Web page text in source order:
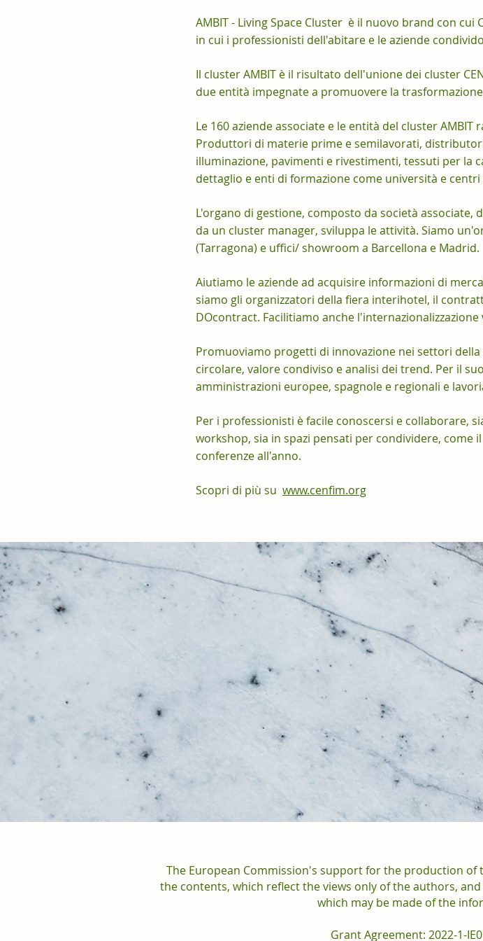
AMBIT - Living Space Cluster è il nuovo brand con cui
in cui i professionisti dell'abitare e le aziende
Il cluster AMBIT è il risultato dell'unione dei cluster
due entità impegnate a promuovere la
Le 160 aziende associate e le entità del cluster
Produttori di materie prime e semilavorati,
illuminazione, pavimenti e rivestimenti, tessuti per la
dettaglio e enti di formazione come università e
L'organo di gestione, composto da società associate,
da un cluster manager, sviluppa le attività. Siamo
(Tarragona) e uffici/ showroom a Barcellona e Madrid.
Aiutiamo le aziende ad acquisire informazioni di
siamo gli organizzatori della fiera interihotel, il
DOcontract. Facilitiamo anche
Promuoviamo progetti di innovazione nei settori
circolare, valore condiviso e analisi dei trend. Per il
amministrazioni europee, spagnole e regionali e
Per i professionisti è facile conoscersi e collaborare,
workshop, sia in spazi pensati per condividere, come
conferenze all'anno.
Scopri di più su www.cenfim.org
The European Commission's support for the production
the contents, which reflect the views only of the authors,
which may be made of the
Grant Agreement: 2022-1-